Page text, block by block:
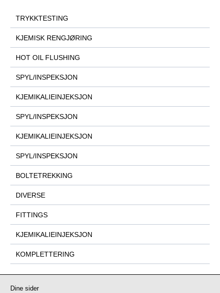
TRYKKTESTING
KJEMISK RENGJØRING
HOT OIL FLUSHING
SPYL/INSPEKSJON
KJEMIKALIEINJEKSJON
SPYL/INSPEKSJON
KJEMIKALIEINJEKSJON
SPYL/INSPEKSJON
BOLTETREKKING
DIVERSE
FITTINGS
KJEMIKALIEINJEKSJON
KOMPLETTERING
Dine sider